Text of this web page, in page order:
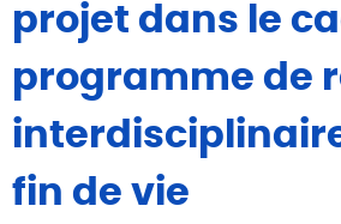
projet dans le
programme de
fin de vie